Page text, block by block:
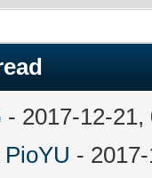
- 2017-12-21,
PioYU -